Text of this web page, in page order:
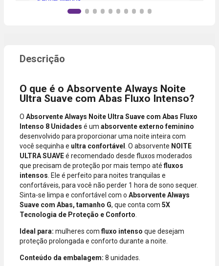
categoria do
incluir itens
A aprovação
considera o
compra, não
o valor da
parcela.
Certifique-se
de que o total
está dentro
do limite
disponível do
seu cartão.
Bandeiras
aceitas: Visa,
Mastercard,
Hipercard,
American
Express, Elo e
Aprovação
cartão.
ao aplicativo
do Nubank
confirmar o
pagamento e
finalizar a
compra.
O que é o Absorvente Always Noite
Ultra Suave com Abas Fluxo Intenso?
O Absorvente Always Noite Ultra Suave com Abas Fluxo
Intenso 8 Unidades é um absorvente externo feminino
desenvolvido para proporcionar uma noite inteira com
você sequinha e ultra confortável . O absorvente NOITE
ULTRA SUAVEé recomendado desde fluxos moderados
que precisam de proteção por mais tempo atéfluxos
intensos . Ele é perfeito para noites tranquilas e
confortáveis, para você não perder 1 hora de sono sequer.
Sinta-se limpa e confortável com o Absorvente Always
Suave com Abas, tamanho G, que conta com 5X
Tecnologia de Proteção e Conforto
Ideal para: mulheres comfluxo intenso que desejam
proteção prolongada e conforto durante a noite.
Conteúdo da embalagem: 8 unidades.